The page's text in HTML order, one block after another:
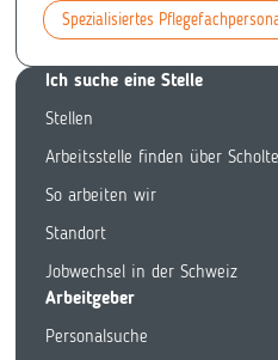
Spezialisiertes
Ich suche eine Stelle
Stellen
Arbeitsstelle finden über
So arbeiten wir
Standort
Jobwechsel in der Schweiz
Arbeitgeber
Personalsuche